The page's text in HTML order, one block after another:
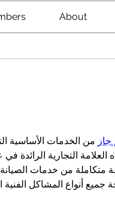
About
أنواع المشاكل الفنية